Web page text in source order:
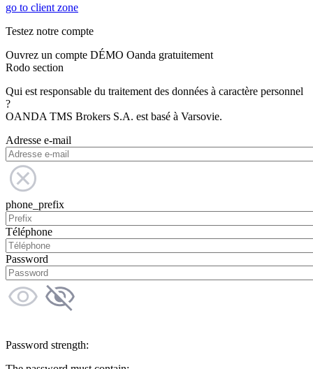
go to client zone
Testez notre compte
Ouvrez un compte DÉMO Oanda gratuitement
Rodo section
Qui est responsable du traitement des données à caractère personnel
?
OANDA TMS Brokers S.A. est basé à Varsovie.
Adresse e-mail
phone_prefix
Téléphone
Password
Password strength: